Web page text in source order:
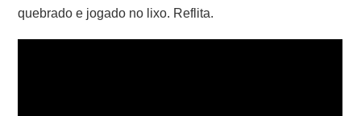
quebrado e jogado no lixo. Reflita.